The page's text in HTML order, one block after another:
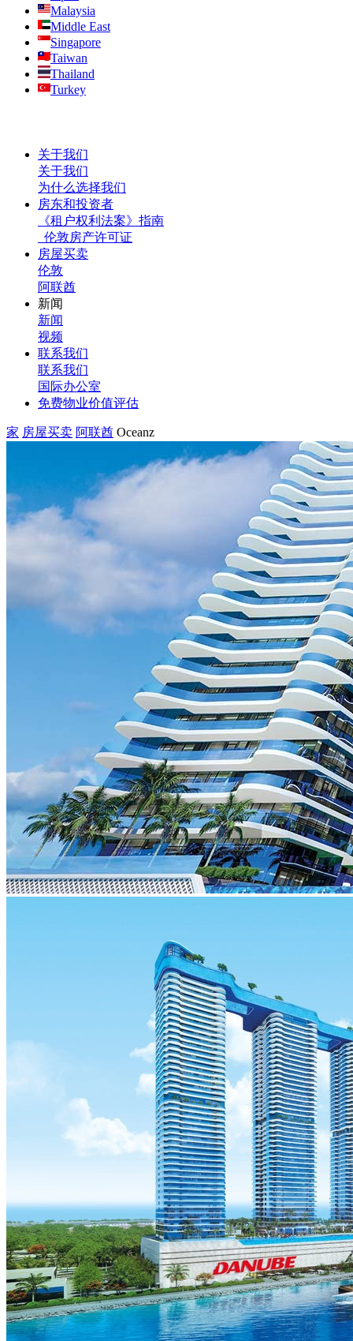
Malaysia
Middle East
Singapore
Taiwan
Thailand
Turkey
关于我们
关于我们
为什么选择我们
房东和投资者
《租户权利法案》指南
伦敦房产许可证
房屋买卖
伦敦
阿联酋
新闻
新闻
视频
联系我们
联系我们
国际办公室
免费物业价值评估
家 房屋买卖 阿联酋 Oceanz